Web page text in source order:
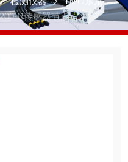
R传感器节点